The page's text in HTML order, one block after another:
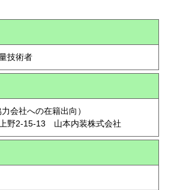
技術者
会社への在籍出向）
野2-15-13 山本内装株式会社